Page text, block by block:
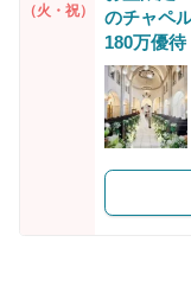
（火・祝）
のチャペ
180万優待